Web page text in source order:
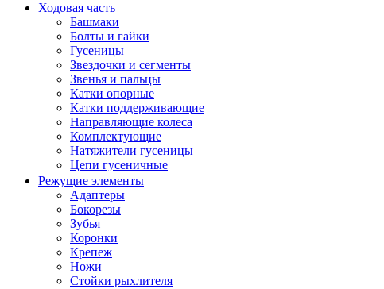
Ходовая часть
Башмаки
Болты и гайки
Гусеницы
Звездочки и сегменты
Звенья и пальцы
Катки опорные
Катки поддерживающие
Направляющие колеса
Комплектующие
Натяжители гусеницы
Цепи гусеничные
Режущие элементы
Адаптеры
Бокорезы
Зубья
Коронки
Крепеж
Ножи
Стойки рыхлителя